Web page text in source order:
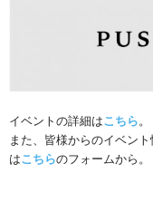
イベントの詳細はこちら。
また、皆様からのイベン
はこちらのフォームから。